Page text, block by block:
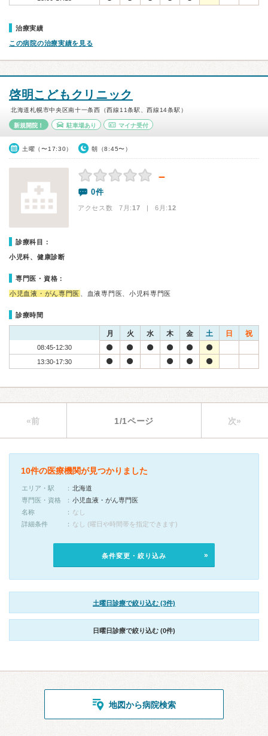
治療実績
この病院の治療実績を見る
啓明こどもクリニック
北海道札幌市中央区南十一条西（西線11条駅、西線14条駅）
新規開院！ 駐車場あり マイナ受付
土曜（〜17:30） 朝（8:45〜）
－
0件
アクセス数 7月:17 | 6月:12
診療科目：
小児科、健康診断
専門医・資格：
小児血液・がん専門医 、血液専門医、小児科専門医
診療時間
月 火 水 木 金 土 日 祝
08:45-12:30
13:30-17:30
«前 1/1ページ 次»
10件の医療機関が見つかりました
エリア・駅
北海道
専門医・資格
小児血液・がん専門医
名称
なし
詳細条件
なし (曜日や時間帯を指定できます)
条件変更・絞り込み
土曜日診療で絞り込む (3件)
日曜日診療で絞り込む (0件)
地図から病院検索